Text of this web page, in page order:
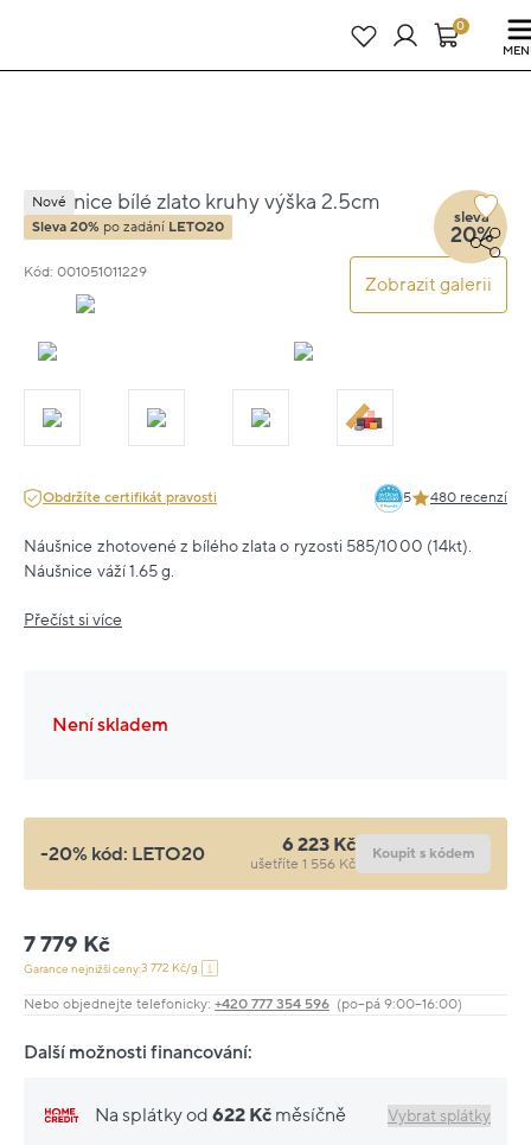
25 dní : 14h : 23m : 35s0
Náušnice bílé zlato kruhy výška 2.5cm
váha 1.65g
Kód: 001051011229
Zobrazit galerii
Nové
Sleva 20% po zadání LETO20
sleva
20%
Obdržíte certifikát pravosti 5 480 recenzí
Náušnice zhotovené z bílého zlata o ryzosti 585/1000 (14kt).
Náušnice váží 1.65 g.
Přečíst si více
Není skladem
-20% kód: LETO20 6 223 Kč
ušetříte 1 556 Kč
Koupit s kódem
7 779 Kč
Garance nejnižší ceny:3 772 Kč/g
Nebo objednejte telefonicky: +420 777 354 596 (po–pá 9:00–16:00)
Další možnosti financování:
Na splátky od 622 Kč měsíčně Vybrat splátky